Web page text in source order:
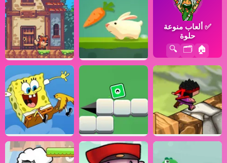
✅ ألعاب منوعة
حلوة
🏠
🗂️
🔍